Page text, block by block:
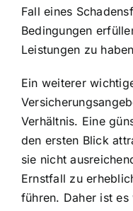
Fall eines
Bedingungen
Leistungen zu
Ein weiterer
Verhältnis. Eine
den ersten Blick
sie nicht
Ernstfall zu
führen. Daher ist